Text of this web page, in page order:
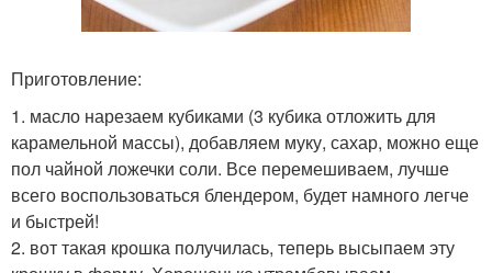
Приготовление:
1. масло нарезаем кубиками (3 кубика отложить для
карамельной массы), добавляем муку, сахар, можно еще
пол чайной ложечки соли. Все перемешиваем, лучше
всего воспользоваться блендером, будет намного легче
и быстрей!
2. вот такая крошка получилась, теперь высыпаем эту